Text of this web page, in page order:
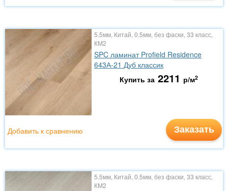
5.5мм, Китай, 0.5мм, без фаски, 33 класс,
КМ2
SPC ламинат Profield Residence
643А-21 Дуб классик
Купить за 2211 р/м2
Заказать
Добавить к сравнению
5.5мм, Китай, 0.5мм, без фаски, 33 класс,
КМ2